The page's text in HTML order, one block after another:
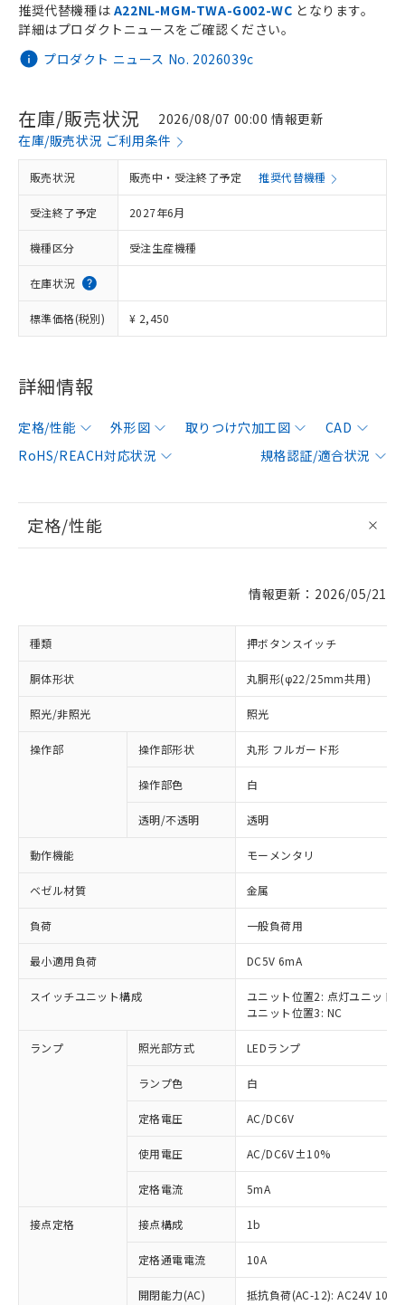
プロダクト ニュース No. 2026039c
推奨代替機種は A22NL-MGM-TWA-G002-WC となります。
詳細はプロダクトニュースをご確認ください。
在庫/販売状況
2026/08/07 00:00 情報更新
在庫/販売状況 ご利用条件
販売状況 販売中・受注終了予定 推奨代替機種
受注終了予定 2027年6月
機種区分 受注生産機種
在庫状況
標準価格(税別) ¥ 2,450
詳細情報
定格/性能 外形図 取りつけ穴加工図
CAD
RoHS/REACH対応状況
規格認証/適合状況
定格/性能
情報更新：2026/05/21
種類 押ボタンスイッチ
胴体形状 丸胴形(φ22/25mm共用)
照光/非照光 照光
操作部 操作部形状 丸形 フルガード形
操作部色 白
透明/不透明 透明
動作機能 モーメンタリ
ベゼル材質 金属
負荷 一般負荷用
最小適用負荷 DC5V 6mA
スイッチユニット構成
ユニット位置2: 点灯ユニット
ユニット位置3: NC
ランプ 照光部方式 LEDランプ
ランプ色 白
定格電圧 AC/DC6V
使用電圧 AC/DC6V±10%
定格電流 5mA
接点定格 接点構成 1b
定格通電電流 10A
開閉能力(AC)
抵抗負荷(AC-12): AC24V 10A/
ご利用条件
以下の条件をお読みいただき、同意のうえ
ご利用ください。
本サービスは、当社制御機器事業取扱
商品の当社在庫状況および標準価格
(税抜)を提供させていただくもので
当社制御機器事業取扱商品の中には、
※1 対応状況
対応済み：EU RoHS指令（10物質）の
非含有に対応した製品が提供可能な商品で
対応予定：EU RoHS指令（10物質）の非含
有に対応した製品に切り替える予定のある
対応予定なし：EU RoHS指令（10物質）の
非含有に非対応の商品で、対応品を出す予
定はありません。
調査・確認中：EU RoHS指令（10物質）の
非含有の対応状況を調査中または確認中の
非該当品：ライセンス料など無形物で、有
害物質有無と関係のない商品です。
※1 中国RoHS○×表
「○」：最大均質材料含有率が中国RoHSの
基準値以下であることを示します。